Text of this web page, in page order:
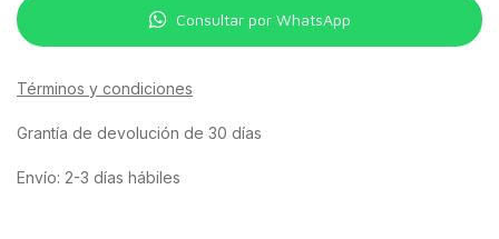
Consultar por WhatsApp
Términos y condiciones
Grantía de devolución de 30 días
Envío: 2-3 días hábiles